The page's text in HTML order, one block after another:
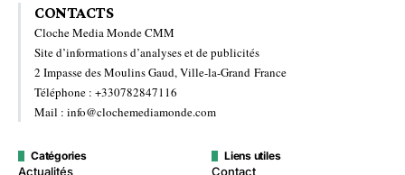
CONTACTS
Cloche Media Monde CMM
Site d’informations d’analyses et de publicités
2 Impasse des Moulins Gaud, Ville-la-Grand France
Téléphone : +330782847116
Mail : info@clochemediamonde.com
Catégories
Actualités
Liens utiles
Contact